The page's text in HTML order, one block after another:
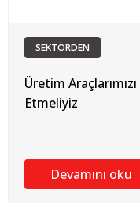
SEKTÖRDEN
Üretim
Etmeliyiz
Devamını oku